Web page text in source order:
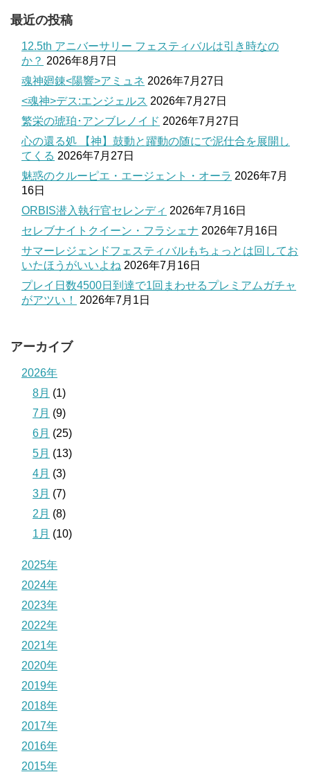
最近の投稿
12.5th アニバーサリー フェスティバルは引き時なの
か？ 2026年8月7日
魂神廻錬<陽響>アミュネ 2026年7月27日
<魂神>デス:エンジェルス 2026年7月27日
繁栄の琥珀･アンブレノイド 2026年7月27日
心の還る処 【神】鼓動と躍動の随にで泥仕合を展開し
てくる 2026年7月27日
魅惑のクルーピエ・エージェント・オーラ 2026年7月
16日
ORBIS潜入執行官セレンディ 2026年7月16日
セレブナイトクイーン・フラシェナ 2026年7月16日
サマーレジェンドフェスティバルもちょっとは回してお
いたほうがいいよね 2026年7月16日
プレイ日数4500日到達で1回まわせるプレミアムガチャ
がアツい！
2026年7月1日
アーカイブ
2026年
8月 (1)
7月 (9)
6月 (25)
5月 (13)
4月 (3)
3月 (7)
2月 (8)
1月 (10)
2025年
2024年
2023年
2022年
2021年
2020年
2019年
2018年
2017年
2016年
2015年